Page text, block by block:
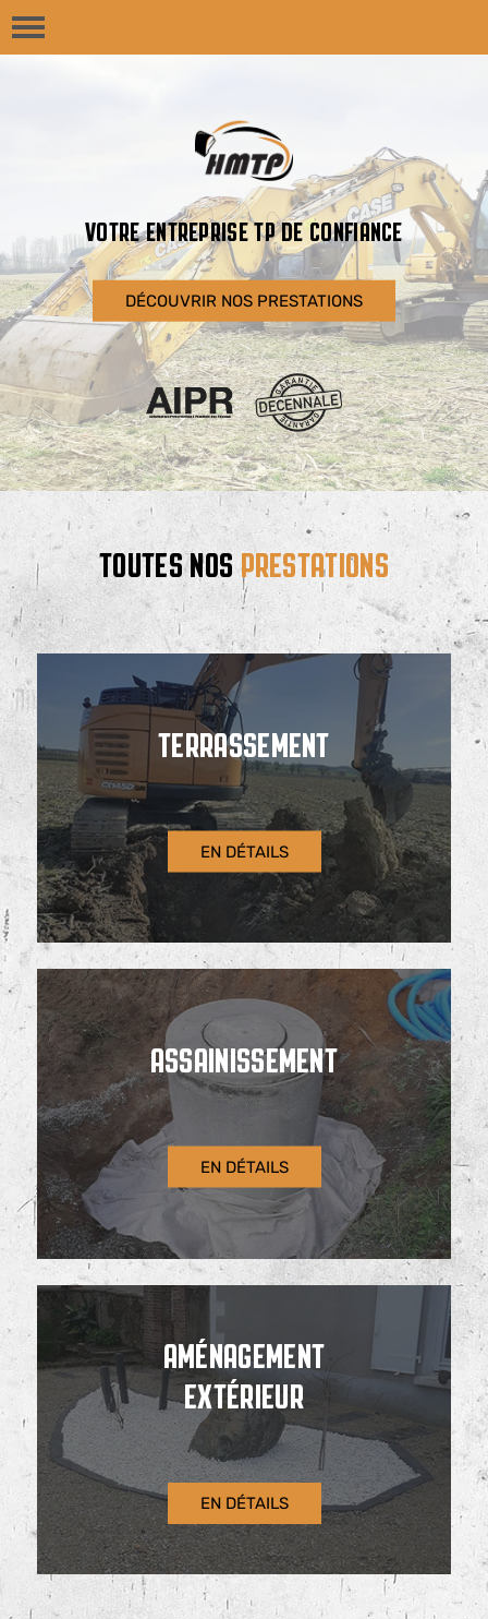
VOTRE ENTREPRISE TP DE CONFIANCE
DÉCOUVRIR NOS PRESTATIONS
TOUTES NOSPRESTATIONS
TERRASSEMENT
EN DÉTAILS
ASSAINISSEMENT
EN DÉTAILS
AMÉNAGEMENT
EXTÉRIEUR
EN DÉTAILS